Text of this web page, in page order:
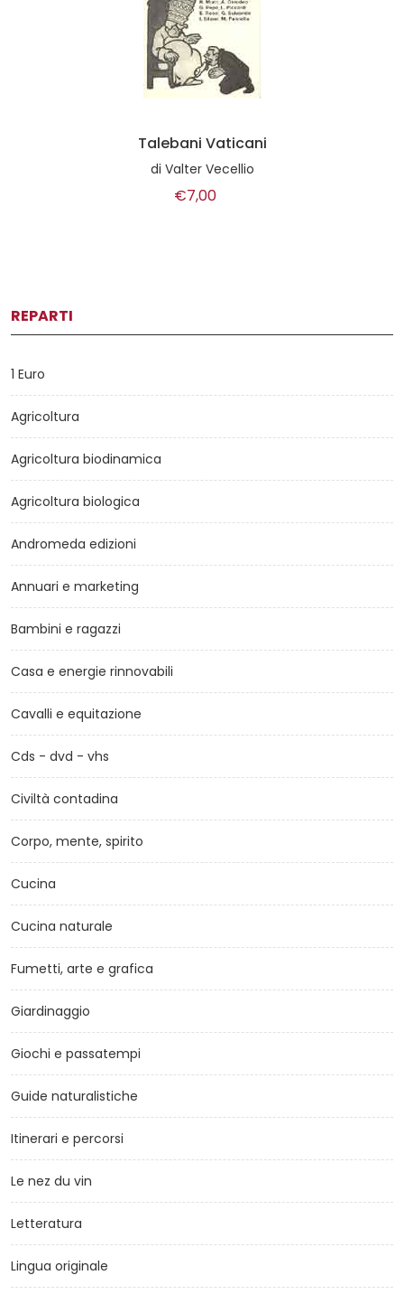
Talebani Vaticani
di Valter Vecellio
€7,00
REPARTI
1 Euro
Agricoltura
Agricoltura biodinamica
Agricoltura biologica
Andromeda edizioni
Annuari e marketing
Bambini e ragazzi
Casa e energie rinnovabili
Cavalli e equitazione
Cds - dvd - vhs
Civiltà contadina
Corpo, mente, spirito
Cucina
Cucina naturale
Fumetti, arte e grafica
Giardinaggio
Giochi e passatempi
Guide naturalistiche
Itinerari e percorsi
Le nez du vin
Letteratura
Lingua originale